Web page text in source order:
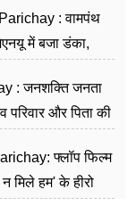
: वामपंथ
में बजा डंका,
: जनशक्ति जनता
और पिता की
फ्लॉप फिल्म
मिले हम' के हीरो